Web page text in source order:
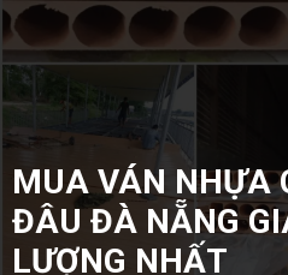
MUA VÁN NHỰA
ĐÂU ĐÀ NẴNG
LƯỢNG NHẤT